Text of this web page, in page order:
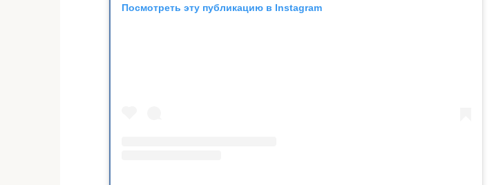
Посмотреть эту публикацию в Instagram